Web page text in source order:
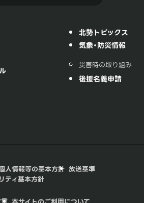
北勢トピックス
気象・防災情報
災害時の取り組み
後援名義申請
人情報等の基本方針 放送基準
ティ基本方針